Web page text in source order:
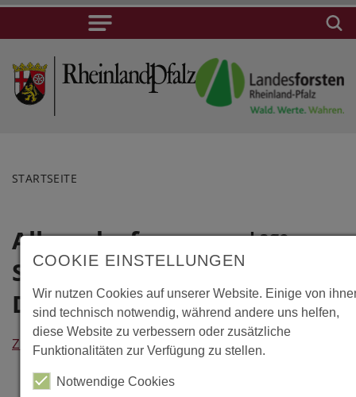
STARTSEITE
Albersdorf,
Steinzeitpark
Dithmarschen
Zurück
Lage
Steinzeitpark
Dithmarschen
Süderstraße
COOKIE EINSTELLUNGEN
Wir nutzen Cookies auf unserer Website. Einige von
sind technisch notwendig, während andere uns helfen,
diese Website zu verbessern oder zusätzliche
Funktionalitäten zur Verfügung zu stellen.
Notwendige Cookies